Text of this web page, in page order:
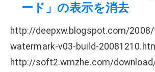
ード」の表示を消去
http://deepxw.blogspot.com/
watermark-v03-build-
http://soft2.wmzhe.com/